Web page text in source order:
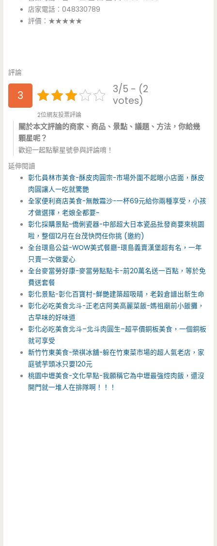
店家電話：048330789
評價：★★★★★
評論
3
3/5 - (2
votes)
2位網友投票評論
關於本文評論的商家、商品、景點、議題、方法，你給幾
顆星呢？
歡迎一起點擊星號參與評論唷！
延伸閱讀
彰化員林市美食-酥皮肉圓宗-市場外圍不起眼小店面，酥皮
肉圓讓人一吃就驚艷
全家便利商店美食-無敵霜沙-一杯69元給你兩種享受，小孩
才做選擇，老娘全都要~
彰化採購景點-僑俐瓷器-中部超大日本瓷品批發商要來桃園
啦，整個12月在台茂快閃任你挑 (邀約)
全台環島公益-WOW美式餐廳-環島義賣漢堡超有名，一年
只賣一次做愛心
全台麥當勞好康-麥當勞點點卡-前20萬名送一百點，等於免
費送套餐
彰化景點-彰化百寶村-鮮艷建築超吸晴，老榖倉譜出新生命
彰化必吃美食北斗-正老店阿美高麗菜飯-媽祖廟前小飯攤，
古早味的好味道
彰化必吃美食北斗–北斗肉圓生–超平價銅板美食，一個銅板
就可享受
新竹竹東美食-榮祺冰舖-躲在竹東菜市場的超人氣老店，家
庭號芋頭冰只要120元
桃園中壢美食-文化早點-我願稱它為中壢最強焢肉飯，還沒
開門就一堆人在排隊啊！！！